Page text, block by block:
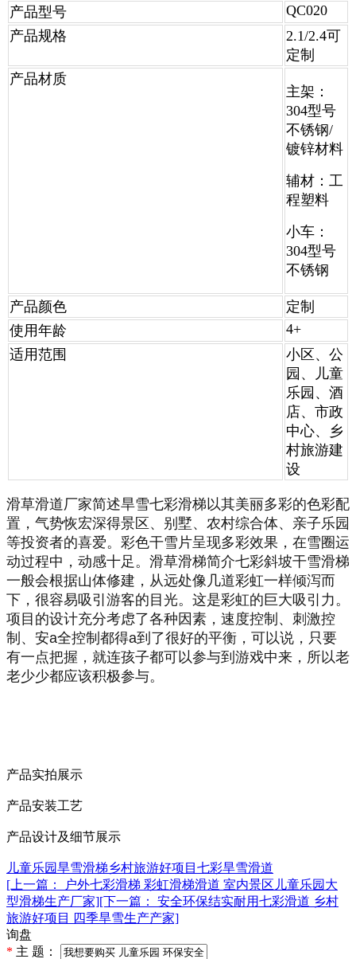
产品型号
QC020
产品规格
2.1/2.4可
定制
产品材质
主架：
304型号
不锈钢/
镀锌材料
辅材：工
程塑料
小车：
304型号
不锈钢
产品颜色
定制
使用年龄
4+
适用范围
小区、公
园、儿童
乐园、酒
店、市政
中心、乡
村旅游建
设
滑草滑道厂家简述旱雪七彩滑梯以其美丽多彩的色彩配
置，气势恢宏深得景区、别墅、农村综合体、亲子乐园
等投资者的喜爱。 彩色干雪片呈现多彩效果，在雪圈运
动过程中，动感十足。滑草滑梯简介七彩斜坡干雪滑梯
一般会根据山体修建，从远处像几道彩虹一样倾泻而
下，很容易吸引游客的目光。这是彩虹的巨大吸引力。
项目的设计充分考虑了各种因素，速度控制、刺激控
制、安a全控制都得a到了很好的平衡，可以说，只要
有一点把握，就连孩子都可以参与到游戏中来，所以老
老少少都应该积极参与。
产品实拍展示
产品安装工艺
产品设计及细节展示
儿童乐园旱雪滑梯乡村旅游好项目 七彩旱雪滑道
[上一篇： 户外七彩滑梯 彩虹滑梯滑道 室内景区儿童乐园大
型滑梯生产厂家][下一篇： 安全环保结实耐用七彩滑道 乡村
旅游好项目 四季旱雪生产产家]
询盘
* 主 题：